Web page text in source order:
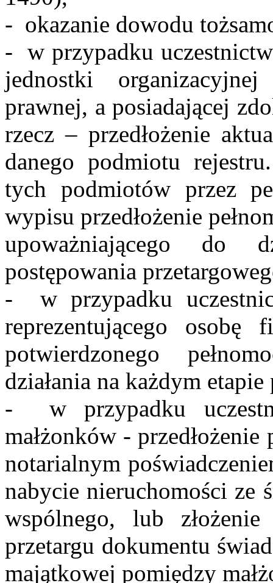
- okazanie dowodu
- w przypadku
jednostki
prawnej, a posiadającej
rzecz – przedłożenie
danego podmiotu
tych podmiotów przez
wypisu przedłożenie
upoważniającego do
postępowania
- w przypadku
reprezentującego osobę
potwierdzonego
działania na każdym
- w przypadku
małżonków - przedłożenie
notarialnym
nabycie nieruchomości ze
wspólnego, lub
przetargu dokumentu
majątkowej pomiędzy